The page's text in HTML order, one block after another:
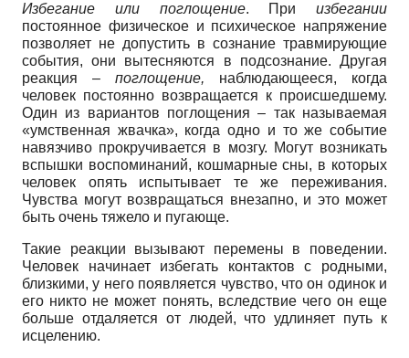
Избегание или поглощение. При избегании
постоянное физическое и психическое напряжение
позволяет не допустить в сознание травмирующие
события, они вытесняются в подсознание. Другая
реакция – поглощение, наблюдающееся, когда
человек постоянно возвращается к происшедшему.
Один из вариантов поглощения – так называемая
«умственная жвачка», когда одно и то же событие
навязчиво прокручивается в мозгу. Могут возникать
вспышки воспоминаний, кошмарные сны, в которых
человек опять испытывает те же переживания.
Чувства могут возвращаться внезапно, и это может
быть очень тяжело и пугающе.
Такие реакции вызывают перемены в поведении.
Человек начинает избегать контактов с родными,
близкими, у него появляется чувство, что он одинок и
его никто не может понять, вследствие чего он еще
больше отдаляется от людей, что удлиняет путь к
исцелению.